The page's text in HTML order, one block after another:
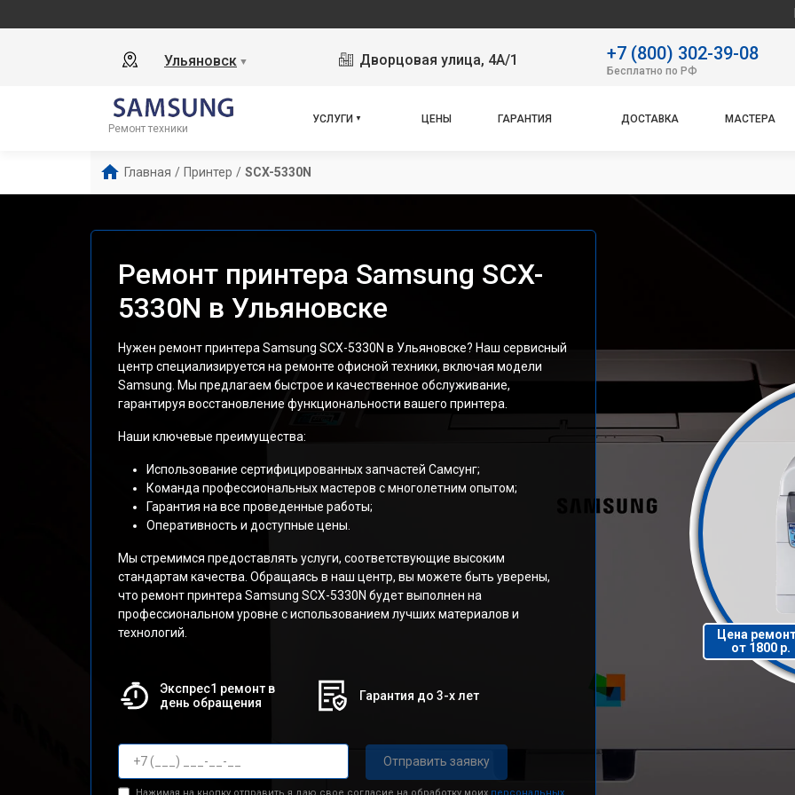
Ульяновск ▼ Дворцовая улица, 4А/1 +7 (800) 302-39-08
Бесплатно по РФ
Ремонт техники
УСЛУГИ ЦЕНЫ ГАРАНТИЯ ДОСТАВКА МАСТЕРА
Главная / Принтер / SCX-5330N
Ремонт принтера Samsung SCX-
5330N в Ульяновске
Нужен ремонт принтера Samsung SCX-5330N в Ульяновске? Наш сервисный
центр специализируется на ремонте офисной техники, включая модели
Samsung. Мы предлагаем быстрое и качественное обслуживание,
гарантируя восстановление функциональности вашего принтера.
Наши ключевые преимущества:
Использование сертифицированных запчастей Самсунг;
Команда профессиональных мастеров с многолетним опытом;
Гарантия на все проведенные работы;
Оперативность и доступные цены.
Мы стремимся предоставлять услуги, соответствующие высоким
стандартам качества. Обращаясь в наш центр, вы можете быть уверены,
что ремонт принтера Samsung SCX-5330N будет выполнен на
профессиональном уровне с использованием лучших материалов и
технологий.
Экспрес1 ремонт в
день обращения
Гарантия до 3-х лет
Отправить заявку
Нажимая на кнопку отправить я даю свое согласие на обработку моих персональных
Цена
от 1800 р.